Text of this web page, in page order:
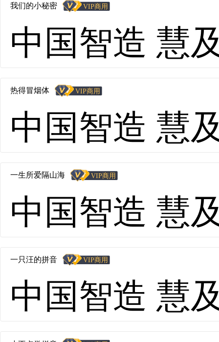
我们的小秘密
中国智造 慧
热得冒烟体
中国智造 慧
一生所爱隔山海
中国智造 慧
一只汪的拼音
中国智造 慧